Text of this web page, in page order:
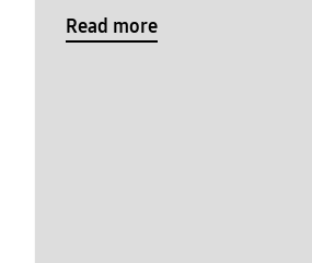
Read more